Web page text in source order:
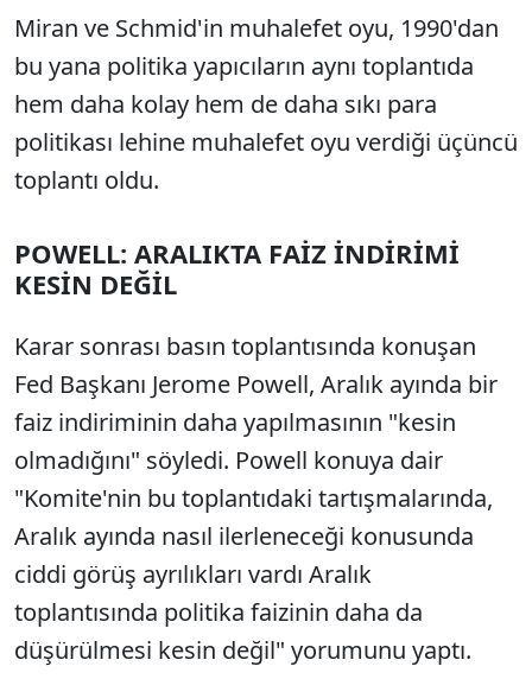
Miran ve Schmid'in muhalefet oyu, 1990'dan
bu yana politika yapıcıların aynı toplantıda
hem daha kolay hem de daha sıkı para
politikası lehine muhalefet oyu verdiği üçüncü
toplantı oldu.
POWELL: ARALIKTA FAİZ İNDİRİMİ
KESİN DEĞİL
Karar sonrası basın toplantısında konuşan
Fed Başkanı Jerome Powell, Aralık ayında bir
faiz indiriminin daha yapılmasının "kesin
olmadığını" söyledi. Powell konuya dair
"Komite'nin bu toplantıdaki tartışmalarında,
Aralık ayında nasıl ilerleneceği konusunda
ciddi görüş ayrılıkları vardı Aralık
toplantısında politika faizinin daha da
düşürülmesi kesin değil" yorumunu yaptı.